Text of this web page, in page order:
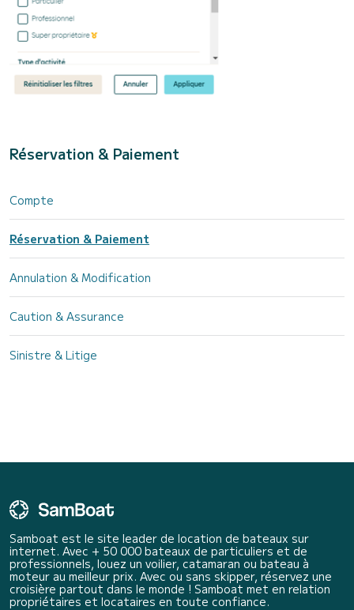
Réservation & Paiement
Compte
Réservation & Paiement
Annulation & Modification
Caution & Assurance
Sinistre & Litige
Samboat est le site leader de location de bateaux sur
internet. Avec + 50 000 bateaux de particuliers et de
professionnels, louez un voilier, catamaran ou bateau à
moteur au meilleur prix. Avec ou sans skipper, réservez une
croisière partout dans le monde ! Samboat met en relation
propriétaires et locataires en toute confiance.